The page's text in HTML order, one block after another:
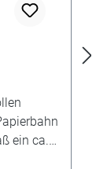
ein ca.